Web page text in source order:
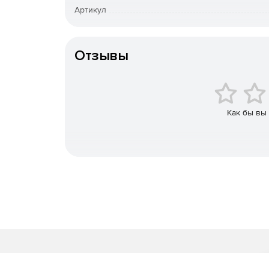
Интегрированный межсетевой экран,
ВЛОЖЕНИЙ В ПРОТОКОЛЕ IPSEC ESP».
Построение защищенных сетей любой
Артикул
Отзывы
Как бы вы